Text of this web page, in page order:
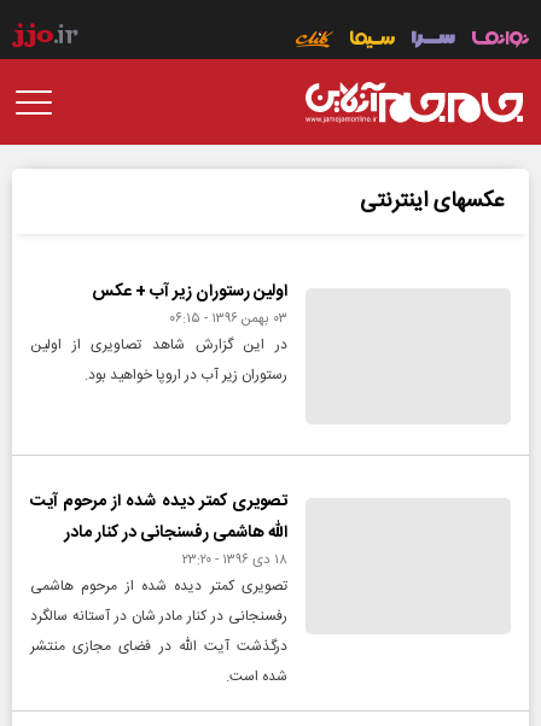
عکسهای اینترنتی
اولین رستوران زیر آب + عکس
۰۳ بهمن ۱۳۹۶ - ۰۶:۱۵
در این گزارش شاهد تصاویری از اولین
رستوران زیر آب در اروپا خواهید بود.
تصویری کمتر دیده شده از مرحوم آیت
الله هاشمی رفسنجانی در کنار مادر
۱۸ دی ۱۳۹۶ - ۲۳:۲۰
تصویری کمتر دیده شده از مرحوم هاشمی
رفسنجانی در کنار مادر شان در آستانه سالگرد
درگذشت آیت الله در فضای مجازی منتشر
شده است.